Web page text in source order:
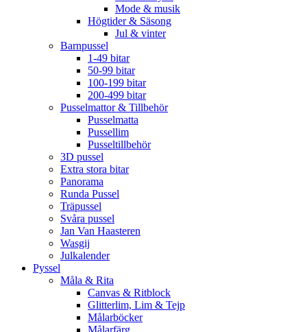
Mode & musik
Högtider & Säsong
Jul & vinter
Barnpussel
1-49 bitar
50-99 bitar
100-199 bitar
200-499 bitar
Pusselmattor & Tillbehör
Pusselmatta
Pussellim
Pusseltillbehör
3D pussel
Extra stora bitar
Panorama
Runda Pussel
Träpussel
Svåra pussel
Jan Van Haasteren
Wasgij
Julkalender
Pyssel
Måla & Rita
Canvas & Ritblock
Glitterlim, Lim & Tejp
Målarböcker
Målarfärg